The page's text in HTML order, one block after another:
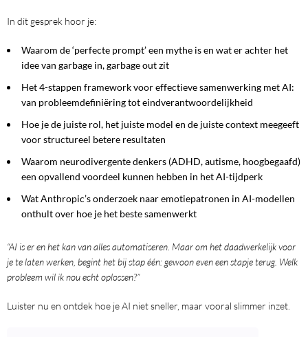
In dit gesprek hoor je:
Waarom de ‘perfecte prompt’ een mythe is en wat er achter het
idee van garbage in, garbage out zit
Het 4-stappen framework voor effectieve samenwerking met AI:
van probleemdefiniëring tot eindverantwoordelijkheid
Hoe je de juiste rol, het juiste model en de juiste context meegeeft
voor structureel betere resultaten
Waarom neurodivergente denkers (ADHD, autisme, hoogbegaafd)
een opvallend voordeel kunnen hebben in het AI-tijdperk
Wat Anthropic’s onderzoek naar emotiepatronen in AI-modellen
onthult over hoe je het beste samenwerkt
“AI is er en het kan van alles automatiseren. Maar om het daadwerkelijk voor
je te laten werken, begint het bij stap één: gewoon even een stapje terug. Welk
probleem wil ik nou echt oplossen?”
Luister nu en ontdek hoe je AI niet sneller, maar vooral slimmer inzet.